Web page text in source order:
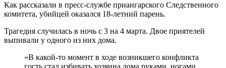
Как рассказали в пресс-службе приангарского Следственного
комитета, убийцей оказался 18-летний парень.
Трагедия случилась в ночь с 3 на 4 марта. Двое приятелей
выпивали у одного из них дома.
«В какой-то момент в ходе возникшего конфликта